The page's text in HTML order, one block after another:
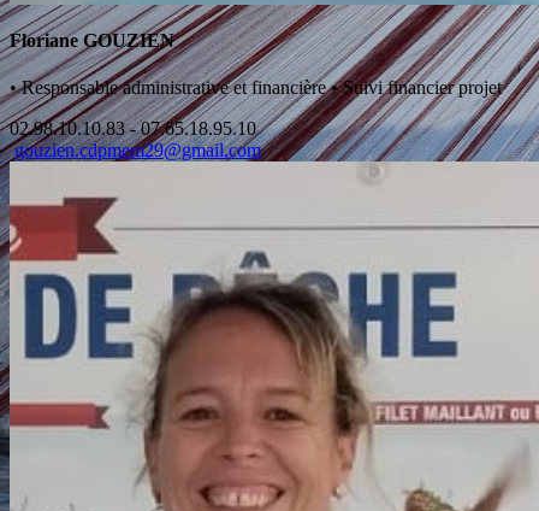
Floriane GOUZIEN
•Responsable administrative et financière•Suivi financier projet
02.98.10.10.83 - 07.65.18.95.10
gouzien.cdpmem29@gmail.com